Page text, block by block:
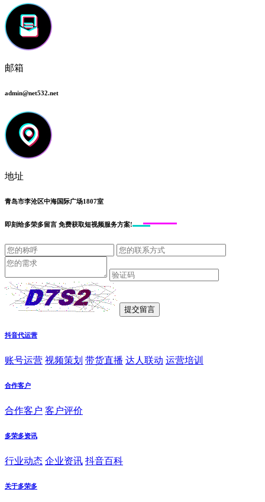
邮箱
admin@net532.net
地址
青岛市李沧区中海国际广场1807室
即刻给多荣多留言 免费获取短视频服务方案!
抖音代运营
账号运营 视频策划 带货直播 达人联动 运营培训
合作客户
合作客户 客户评价
多荣多资讯
行业动态 企业资讯 抖音百科
关于多荣多